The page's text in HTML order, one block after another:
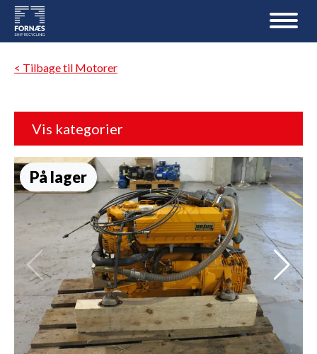
< Tilbage til Motorer
Vis kategorier
På lager